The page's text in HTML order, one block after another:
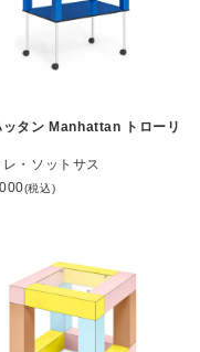
ッタン Manhattan トローリ
レ・ソットサス
(税込)